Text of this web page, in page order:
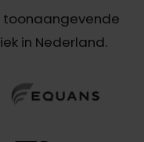
toonaangevende
in Nederland.